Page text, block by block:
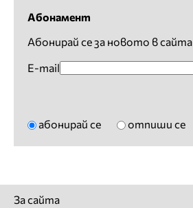
Абонамент
Абонирай се за новото в сайта
E-mail
абонирай се отпиши се
За сайта